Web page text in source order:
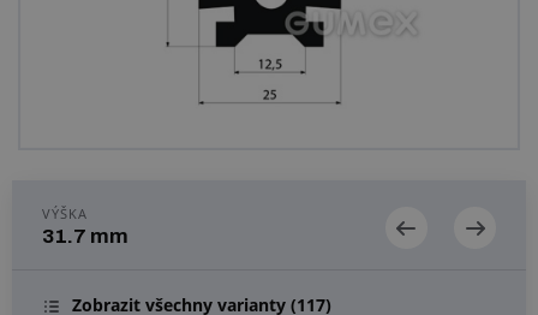
VÝŠKA
31.7 mm
Zobrazit všechny varianty (117)